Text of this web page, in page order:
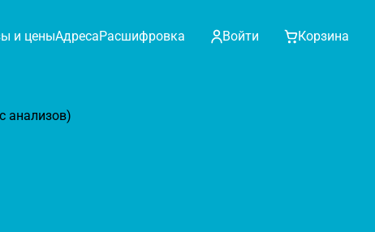
и ценыАдресаРасшифровка Войти Корзина